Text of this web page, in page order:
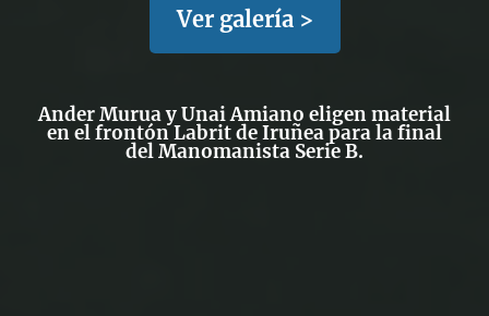
Ver galería >
Ander Murua y Unai Amiano eligen material
en el frontón Labrit de Iruñea para la final
del Manomanista Serie B.